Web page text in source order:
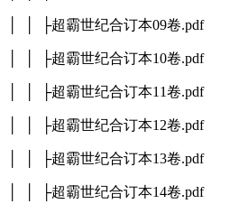
│ │ ├超霸世纪合订本09卷.pdf
│ │ ├超霸世纪合订本10卷.pdf
│ │ ├超霸世纪合订本11卷.pdf
│ │ ├超霸世纪合订本12卷.pdf
│ │ ├超霸世纪合订本13卷.pdf
│ │ ├超霸世纪合订本14卷.pdf